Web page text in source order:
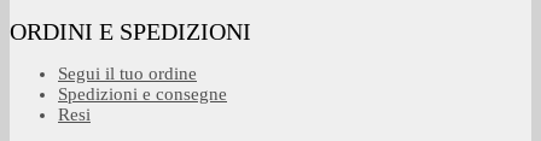
ORDINI E SPEDIZIONI
Segui il tuo ordine
Spedizioni e consegne
Resi